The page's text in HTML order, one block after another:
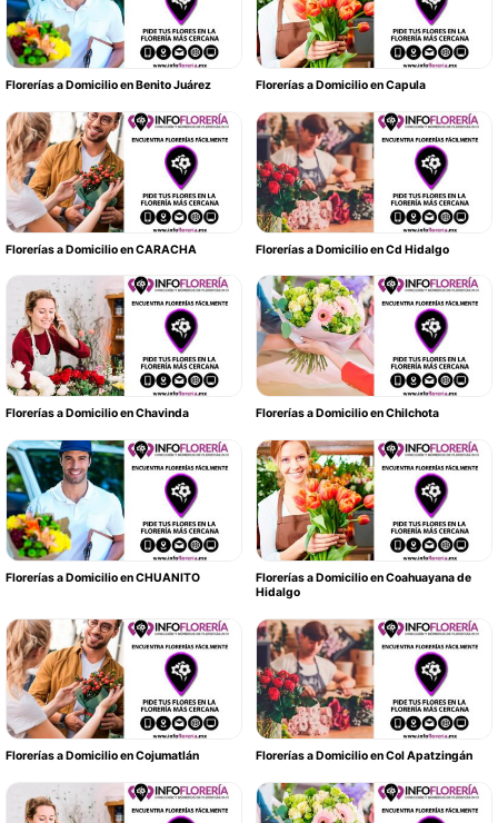
Florerías a Domicilio en Benito Juárez Florerías a Domicilio en Capula
Florerías a Domicilio en CARACHA Florerías a Domicilio en Cd Hidalgo
Florerías a Domicilio en Chavinda Florerías a Domicilio en Chilchota
Florerías a Domicilio en CHUANITO
Florerías a Domicilio en Coahuayana de
Hidalgo
Florerías a Domicilio en Cojumatlán Florerías a Domicilio en Col Apatzingán